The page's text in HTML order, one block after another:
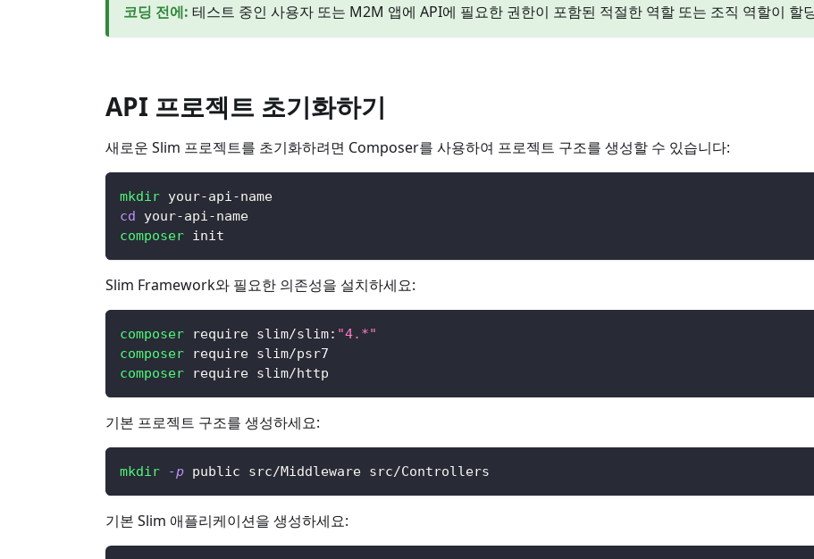
코딩 전에: 테스트 중인 사용자 또는 M2M 앱에 API에 필요한 권한이 포함된 적절한 역할 또는 조직 역할이 할
API 프로젝트 초기화하기
새로운 Slim 프로젝트를 초기화하려면 Composer를 사용하여 프로젝트 구조를 생성할 수 있습니다:
mkdir your-api-name
cd your-api-name
composer init
Slim Framework와 필요한 의존성을 설치하세요:
composer require slim/slim: "4.*"
composer require slim/psr7
composer require slim/http
기본 프로젝트 구조를 생성하세요:
mkdir -p public src/Middleware src/Controllers
기본 Slim 애플리케이션을 생성하세요: